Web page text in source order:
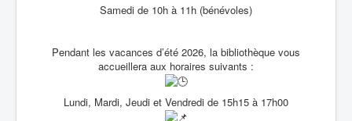
Samedi de 10h à 11h (bénévoles)
Pendant les vacances d’été 2026, la bibliothèque vous
accueillera aux horaires suivants :
Lundi, Mardi, Jeudi et Vendredi de 15h15 à 17h00